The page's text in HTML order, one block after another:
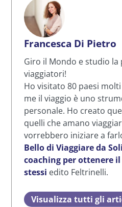
Francesca Di Pietro
Giro il Mondo e studio la
viaggiatori!
Ho visitato 80 paesi
me il viaggio è uno
personale. Ho creato
quelli che amano
vorrebbero iniziare a
Bello di Viaggiare da
coaching per ottenere
stessi edito Feltrinelli.
Visualizza tutti gli